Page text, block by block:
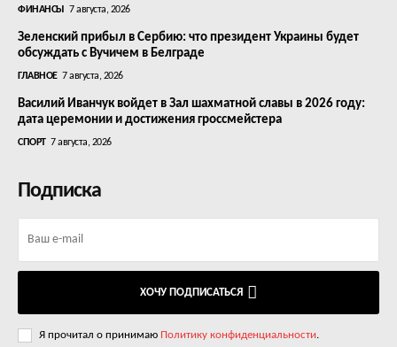
ФИНАНСЫ 7 августа, 2026
Зеленский прибыл в Сербию: что президент Украины будет
обсуждать с Вучичем в Белграде
ГЛАВНОЕ 7 августа, 2026
Василий Иванчук войдет в Зал шахматной славы в 2026 году:
дата церемонии и достижения гроссмейстера
СПОРТ 7 августа, 2026
Подписка
ХОЧУ ПОДПИСАТЬСЯ
Я прочитал о принимаю Политику конфиденциальности.